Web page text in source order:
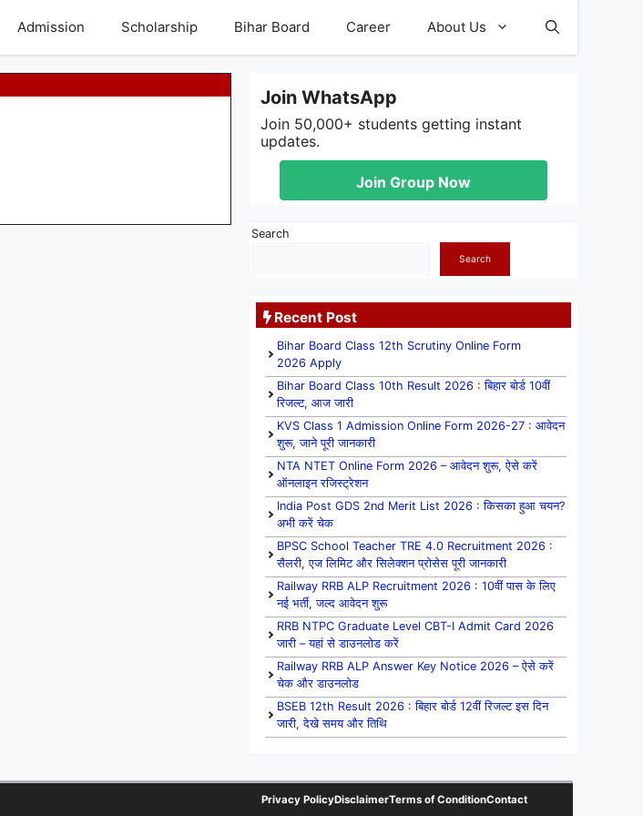
Admission Scholarship Bihar Board Career About Us
Join WhatsApp
Join 50,000+ students getting instant
updates.
Join Group Now
Search
Search
Recent Post
Bihar Board Class 12th Scrutiny Online Form
2026 Apply
Bihar Board Class 10th Result 2026 : बिहार बोर्ड 10वीं
रिजल्ट, आज जारी
KVS Class 1 Admission Online Form 2026-27 : आवेदन
शुरू, जाने पूरी जानकारी
NTA NTET Online Form 2026 – आवेदन शुरू, ऐसे करें
ऑनलाइन रजिस्ट्रेशन
India Post GDS 2nd Merit List 2026 : किसका हुआ चयन?
अभी करें चेक
BPSC School Teacher TRE 4.0 Recruitment 2026 :
सैलरी, एज लिमिट और सिलेक्शन प्रोसेस पूरी जानकारी
Railway RRB ALP Recruitment 2026 : 10वीं पास के लिए
नई भर्ती, जल्द आवेदन शुरू
RRB NTPC Graduate Level CBT-I Admit Card 2026
जारी – यहां से डाउनलोड करें
Railway RRB ALP Answer Key Notice 2026 – ऐसे करें
चेक और डाउनलोड
BSEB 12th Result 2026 : बिहार बोर्ड 12वीं रिजल्ट इस दिन
जारी, देखे समय और तिथि
Privacy PolicyDisclaimerTerms of ConditionContact